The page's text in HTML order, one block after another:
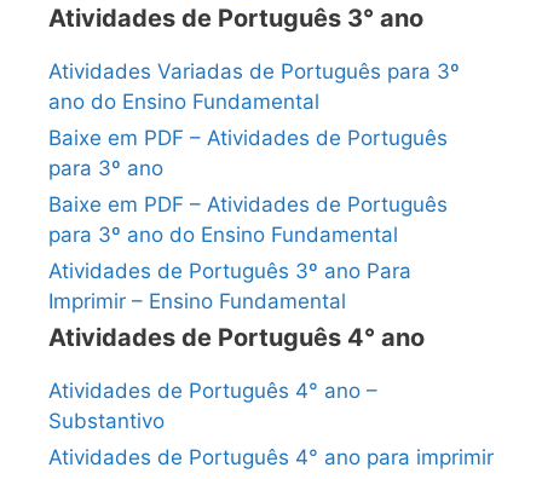
Atividades de Português 3° ano
Atividades Variadas de Português para 3º
ano do Ensino Fundamental
Baixe em PDF – Atividades de Português
para 3º ano
Baixe em PDF – Atividades de Português
para 3º ano do Ensino Fundamental
Atividades de Português 3º ano Para
Imprimir – Ensino Fundamental
Atividades de Português 4° ano
Atividades de Português 4° ano –
Substantivo
Atividades de Português 4° ano para imprimir